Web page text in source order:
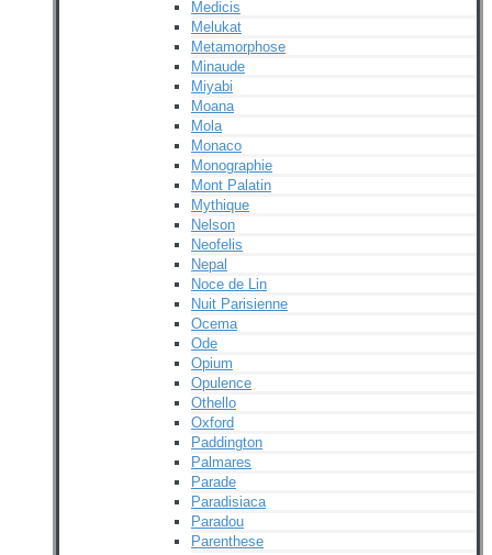
Medicis
Melukat
Metamorphose
Minaude
Miyabi
Moana
Mola
Monaco
Monographie
Mont Palatin
Mythique
Nelson
Neofelis
Nepal
Noce de Lin
Nuit Parisienne
Ocema
Ode
Opium
Opulence
Othello
Oxford
Paddington
Palmares
Parade
Paradisiaca
Paradou
Parenthese